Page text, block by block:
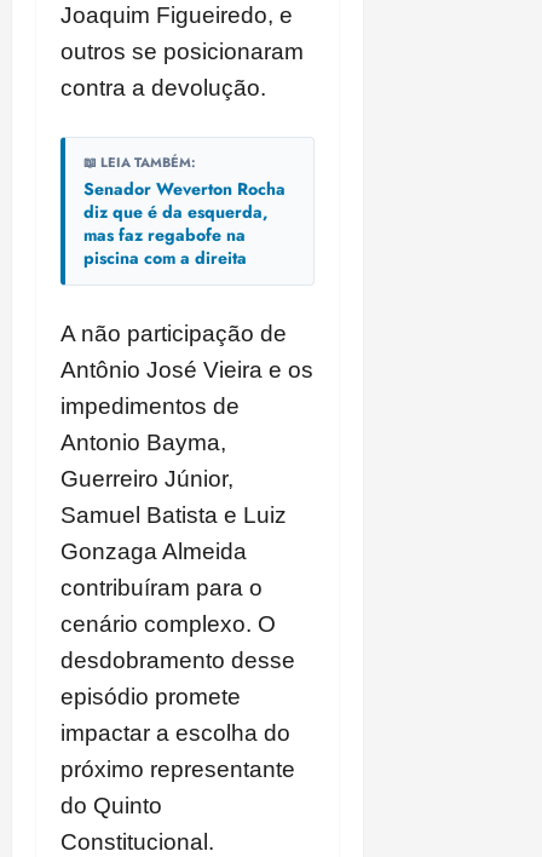
Joaquim Figueiredo, e
outros se posicionaram
contra a devolução.
📖 LEIA TAMBÉM:
Senador Weverton Rocha
diz que é da esquerda,
mas faz regabofe na
piscina com a direita
A não participação de
Antônio José Vieira e os
impedimentos de
Antonio Bayma,
Guerreiro Júnior,
Samuel Batista e Luiz
Gonzaga Almeida
contribuíram para o
cenário complexo. O
desdobramento desse
episódio promete
impactar a escolha do
próximo representante
do Quinto
Constitucional.